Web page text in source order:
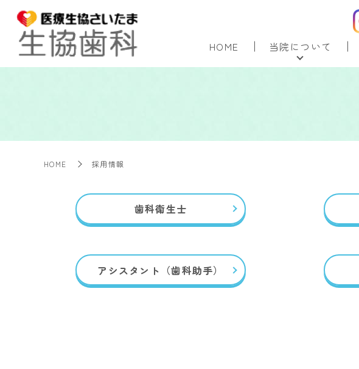
HOME 当院について
HOME 採用情報
歯科衛生士
アシスタント（歯科助手）